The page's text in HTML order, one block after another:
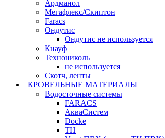
Ардманол
Мегафлекс/Скиптон
Faracs
Ондутис
Ондутис не используется
Кнауф
Технониколь
не используется
Скотч, ленты
КРОВЕЛЬНЫЕ МАТЕРИАЛЫ
Водосточные системы
FARACS
АкваСистем
Docke
ТН